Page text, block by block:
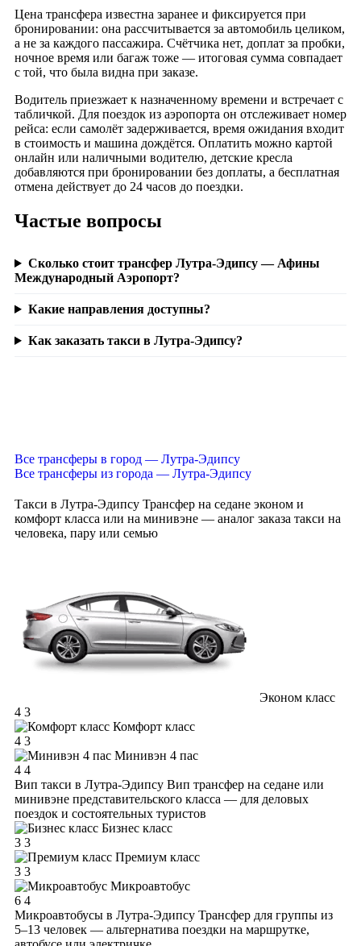
Цена трансфера известна заранее и фиксируется при
бронировании: она рассчитывается за автомобиль целиком,
а не за каждого пассажира. Счётчика нет, доплат за пробки,
ночное время или багаж тоже — итоговая сумма совпадает
с той, что была видна при заказе.
Водитель приезжает к назначенному времени и встречает с
табличкой. Для поездок из аэропорта он отслеживает номер
рейса: если самолёт задерживается, время ожидания входит
в стоимость и машина дождётся. Оплатить можно картой
онлайн или наличными водителю, детские кресла
добавляются при бронировании без доплаты, а бесплатная
отмена действует до 24 часов до поездки.
Частые вопросы
Сколько стоит трансфер Лутра-Эдипсу — Афины
Международный Аэропорт?
Какие направления доступны?
Как заказать такси в Лутра-Эдипсу?
Все трансферы в город — Лутра-Эдипсу
Все трансферы из города — Лутра-Эдипсу
Такси в Лутра-Эдипсу Трансфер на седане эконом и
комфорт класса или на минивэне — аналог заказа такси на
человека, пару или семью
Эконом класс
4 3
Комфорт класс
4 3
Минивэн 4 пас
4 4
Вип такси в Лутра-Эдипсу Вип трансфер на седане или
минивэне представительского класса — для деловых
поездок и состоятельных туристов
Бизнес класс
3 3
Премиум класс
3 3
Микроавтобус
6 4
Микроавтобусы в Лутра-Эдипсу Трансфер для группы из
5–13 человек — альтернатива поездки на маршрутке,